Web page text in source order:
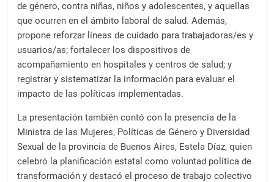
de género, contra niñas, niños y adolescentes, y aquellas
que ocurren en el ámbito laboral de salud. Además,
propone reforzar líneas de cuidado para trabajadoras/es y
usuarios/as; fortalecer los dispositivos de
acompañamiento en hospitales y centros de salud; y
registrar y sistematizar la información para evaluar el
impacto de las políticas implementadas.
La presentación también contó con la presencia de la
Ministra de las Mujeres, Políticas de Género y Diversidad
Sexual de la provincia de Buenos Aires, Estela Díaz, quien
celebró la planificación estatal como voluntad política de
transformación y destacó el proceso de trabajo colectivo